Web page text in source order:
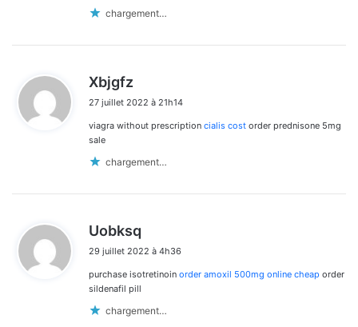
chargement…
Xbjgfz
t
27 juillet 2022 à 21h14
viagra without prescription cialis cost order prednisone 5mg
sale
chargement…
Uobksq
t
29 juillet 2022 à 4h36
purchase isotretinoin order amoxil 500mg online cheap order
sildenafil pill
chargement…